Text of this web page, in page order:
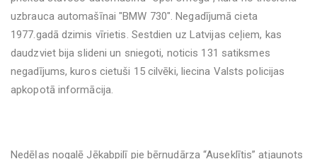
uzbrauca automašīnai "BMW 730". Negadījumā cieta
1977.gadā dzimis vīrietis. Sestdien uz Latvijas ceļiem, kas
daudzviet bija slideni un sniegoti, noticis 131 satiksmes
negadījums, kuros cietuši 15 cilvēki, liecina Valsts policijas
apkopotā informācija.
Nedēļas nogalē Jēkabpilī pie bērnudārza “Auseklītis” atjaunots